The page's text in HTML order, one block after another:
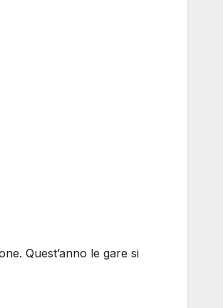
Quest’anno le gare si